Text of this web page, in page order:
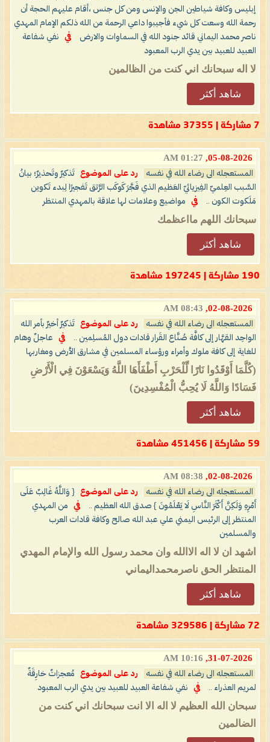
إبليس وكافة شياطين الجن والإنس ومن كل جنس ،أقام عليهم الحجة أن
رحمة الله وسعت كل شيء فأجيبوا داعي الرحمة من الله ذلكم الإمام المهدي
ناصر محمد اليماني قائد جنود الله في السماوات والارض
في
نفي شفاعة
العبيد للعبيد بين يدي الرب المعبود
لا اله سبحانك اني كنت من الظالمين
شاهد أكثر
7 مشاركة | 37355 مشاهدة
05-08-2026,
01:27 AM
المستعجله الى رضاء الله في نفسه رد على الموضوع
تَذكيرٌ وتَحذيرٌ؛ بيانُ
السَّبب العِلميّ الفِيزيائيّ العَظيم الذي فَجَّرَ كَوكَب الرَّتق تَفجيرًا لِبدء تَكوين
مَلَكوت الكون ..
في مواضيع وعلامات لها علاقة بالمهدي المنتظر
سبحانك اللهم مااعظمك
شاهد أكثر
190 مشاركة | 197245 مشاهدة
02-08-2026,
08:43 AM
المستعجله الى رضاء الله في نفسه رد على الموضوع
تَذكيرٌ أخيرٌ بأمر الله
الواحِد القهَّار إلى كافَّة صُنَّاع القَرار قادات دول المُسلِمين ..
في
عاجلٌ وهام
للغاية إلى كافة ملوك وأمراء ورؤساء المسلمين في مشارق الأرض ومغاربها
(كُلَّمَا أَوْقَدُوا نَارًا لِّلْحَرْبِ أَطْفَأَهَا اللَّهُ وَيَسْعَوْنَ فِي الْأَرْضِ
فَسَادًا وَاللَّهُ لَا يُحِبُّ الْمُفْسِدِينَ)
شاهد أكثر
59 مشاركة | 451456 مشاهدة
02-08-2026,
08:38 AM
المستعجله الى رضاء الله في نفسه رد على الموضوع
{ وَاللَّهُ غَالِبٌ عَلَى
أَمْرِهِ وَلَكِنَّ أَكْثَرَ النَّاسِ لَا يَعْلَمُونَ } صدق الله العظيم ..
في
من المهدي
المنتظر إلى الرئيس اليمني علي عبد الله صالح وكافة قادات العرب
والمسلمين
اشهد ان لا اله الاالله وان محمد رسول الله والإمام المهدي
المنتظر الحق ناصرمحمداليماني
شاهد أكثر
72 مشاركة | 329586 مشاهدة
31-07-2026,
10:16 AM
المستعجله الى رضاء الله في نفسه رد على الموضوع
مُعجزاتٌ خارِقَةٌ
لمريم العذراء ..
في نفي شفاعة العبيد للعبيد بين يدي الرب المعبود
سبحان الله العظيم لا اله الا انت سبحانك اني كنت من
الضالمين